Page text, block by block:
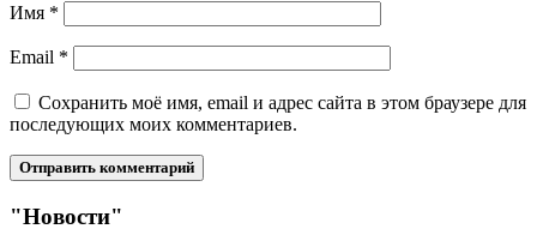
Имя *
Email *
Сохранить моё имя, email и адрес сайта в этом браузере для
последующих моих комментариев.
"Новости"